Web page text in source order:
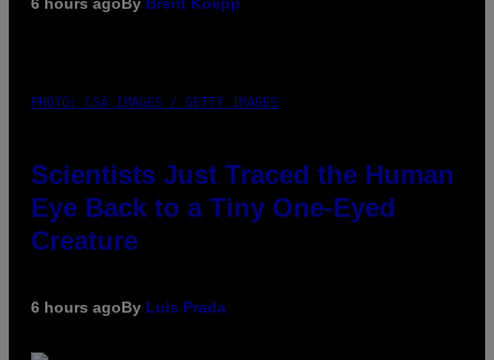
PHOTO: CSA IMAGES / GETTY IMAGES
Scientists Just Traced the Human
Eye Back to a Tiny One-Eyed
Creature
6 hours agoBy Luis Prada